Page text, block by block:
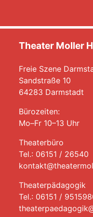
Theater Moller
Freie Szene
Sandstraße 10
64283 Darmstadt
Bürozeiten:
Mo–Fr 10–13 Uhr
Theaterbüro
Tel.: 06151 / 26540
Theaterpädagogik
Tel.: 06151 /